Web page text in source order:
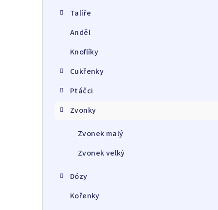
Talíře
Anděl
Knoflíky
Cukřenky
Ptáčci
Zvonky
Zvonek malý
Zvonek velký
Dózy
Kořenky